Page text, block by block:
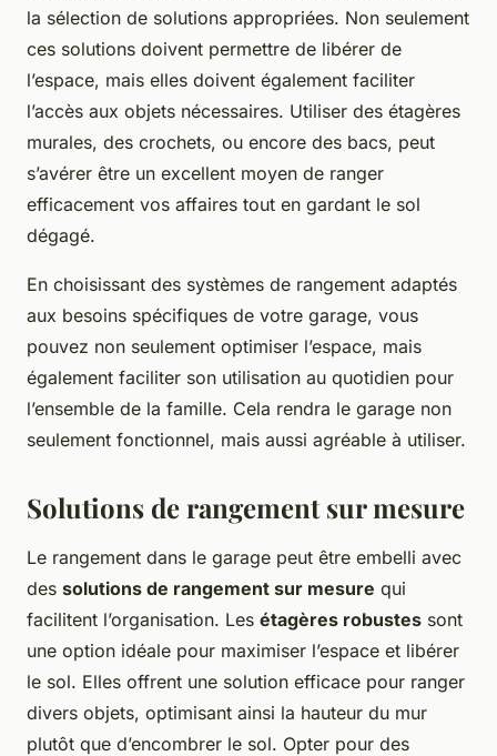
la sélection de solutions appropriées. Non seulement
ces solutions doivent permettre de libérer de
l’espace, mais elles doivent également faciliter
l’accès aux objets nécessaires. Utiliser des étagères
murales, des crochets, ou encore des bacs, peut
s’avérer être un excellent moyen de ranger
efficacement vos affaires tout en gardant le sol
dégagé.
En choisissant des systèmes de rangement adaptés
aux besoins spécifiques de votre garage, vous
pouvez non seulement optimiser l’espace, mais
également faciliter son utilisation au quotidien pour
l’ensemble de la famille. Cela rendra le garage non
seulement fonctionnel, mais aussi agréable à utiliser.
Solutions de rangement sur mesure
Le rangement dans le garage peut être embelli avec
des solutions de rangement sur mesure qui
facilitent l’organisation. Les étagères robustes sont
une option idéale pour maximiser l’espace et libérer
le sol. Elles offrent une solution efficace pour ranger
divers objets, optimisant ainsi la hauteur du mur
plutôt que d’encombrer le sol. Opter pour des